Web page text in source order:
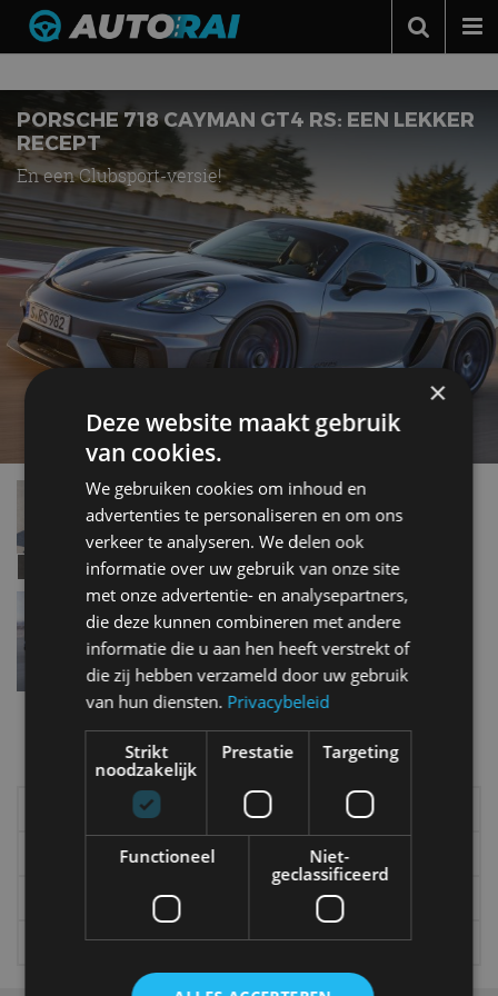
Podcast
Autotests
Automerken
Adverteren
Contact
MotorRAI.nl
Nieuws over
PORSCHE 718 CAYMAN GT4 RS: EEN LEKKER
RECEPT
En een Clubsport-versie!
Autotest – Porsche 718 Cayman GT4 (2020)
apr 2020
Porsche Cayman GT4: raceauto voor dagelijks
gebruik
feb 2015
Meer autonieuws
Alle categorieën van AutoRAI.nl
Elektrisch
Autotests
Interview
Column
Gadgets
Tech
Video
Games
×
Deze website maakt gebruik
van cookies.
We gebruiken cookies om inhoud en
advertenties te personaliseren en om ons
verkeer te analyseren. We delen ook
informatie over uw gebruik van onze site
met onze advertentie- en analysepartners,
die deze kunnen combineren met andere
informatie die u aan hen heeft verstrekt of
die zij hebben verzameld door uw gebruik
van hun diensten. Privacybeleid
Strikt
noodzakelijk
Prestatie Targeting
Functioneel
Niet-
geclassificeerd